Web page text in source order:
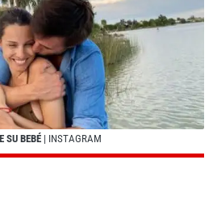
SU BEBÉ | INSTAGRAM